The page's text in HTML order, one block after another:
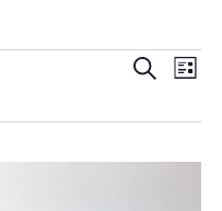
und
SucheListe